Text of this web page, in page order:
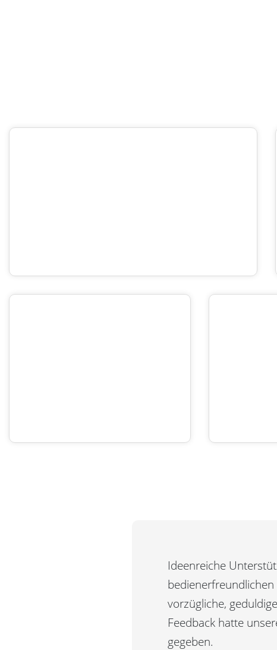
Ideenreiche
vorzügliche,
Feedback hatte
gegeben.